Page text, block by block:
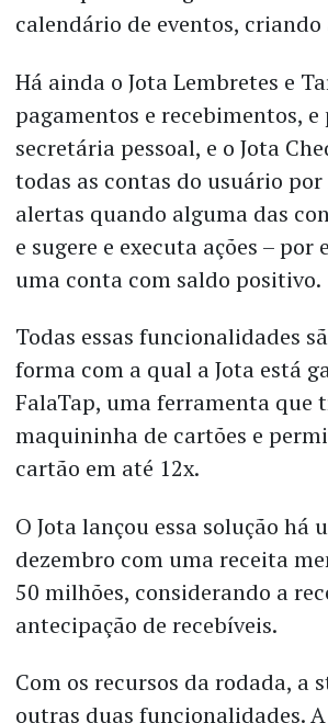
calendário de eventos, criando
Há ainda o Jota Lembretes e
pagamentos e recebimentos,
secretária pessoal, e o Jota
todas as contas do usuário
alertas quando alguma das
e sugere e executa ações –
uma conta com saldo positivo.
Todas essas funcionalidades
forma com a qual a Jota está
FalaTap, uma ferramenta que
maquininha de cartões e
cartão em até 12x.
O Jota lançou essa solução há
dezembro com uma receita
50 milhões, considerando a
antecipação de recebíveis.
Com os recursos da rodada,
outras duas funcionalidades.